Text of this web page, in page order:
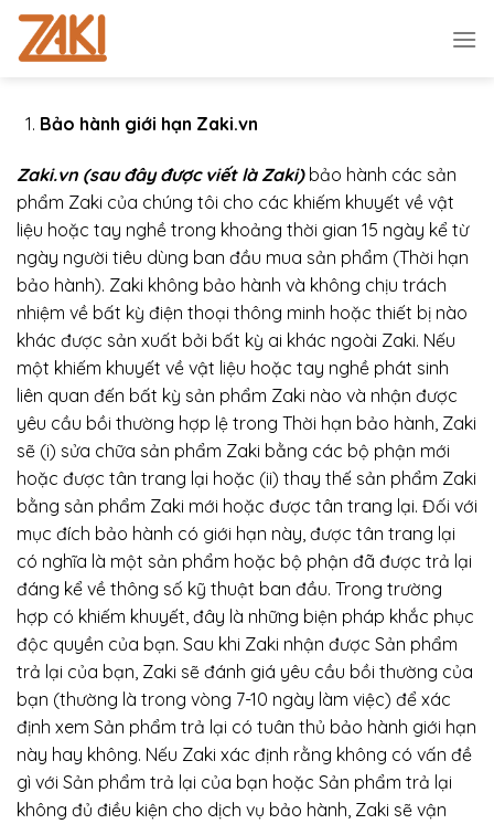
Chuyển
đến
nội
Bảo hành giới hạn Zaki.vn
Zaki.vn (sau đây được viết là Zaki)bảo hành các sản
phẩm Zaki của chúng tôi cho các khiếm khuyết về vật
liệu hoặc tay nghề trong khoảng thời gian 15 ngày kể từ
ngày người tiêu dùng ban đầu mua sản phẩm (Thời hạn
bảo hành). Zaki không bảo hành và không chịu trách
nhiệm về bất kỳ điện thoại thông minh hoặc thiết bị nào
khác được sản xuất bởi bất kỳ ai khác ngoài Zaki. Nếu
một khiếm khuyết về vật liệu hoặc tay nghề phát sinh
liên quan đến bất kỳ sản phẩm Zaki nào và nhận được
yêu cầu bồi thường hợp lệ trong Thời hạn bảo hành, Zaki
sẽ (i) sửa chữa sản phẩm Zaki bằng các bộ phận mới
hoặc được tân trang lại hoặc (ii) thay thế sản phẩm Zaki
bằng sản phẩm Zaki mới hoặc được tân trang lại. Đối với
mục đích bảo hành có giới hạn này, được tân trang lại
có nghĩa là một sản phẩm hoặc bộ phận đã được trả lại
đáng kể về thông số kỹ thuật ban đầu. Trong trường
hợp có khiếm khuyết, đây là những biện pháp khắc phục
độc quyền của bạn. Sau khi Zaki nhận được Sản phẩm
trả lại của bạn, Zaki sẽ đánh giá yêu cầu bồi thường của
bạn (thường là trong vòng 7-10 ngày làm việc) để xác
định xem Sản phẩm trả lại có tuân thủ bảo hành giới hạn
này hay không. Nếu Zaki xác định rằng không có vấn đề
gì với Sản phẩm trả lại của bạn hoặc Sản phẩm trả lại
không đủ điều kiện cho dịch vụ bảo hành, Zaki sẽ vận